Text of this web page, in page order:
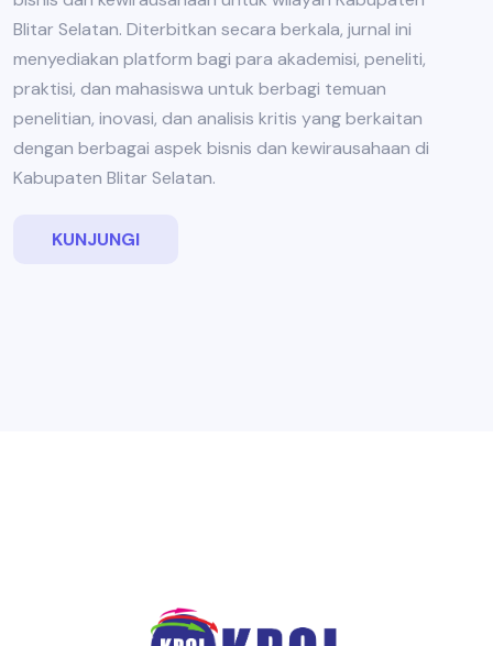
Blitar Selatan. Diterbitkan secara berkala, jurnal ini
menyediakan platform bagi para akademisi, peneliti,
praktisi, dan mahasiswa untuk berbagi temuan
penelitian, inovasi, dan analisis kritis yang berkaitan
dengan berbagai aspek bisnis dan kewirausahaan di
Kabupaten Blitar Selatan.
KUNJUNGI